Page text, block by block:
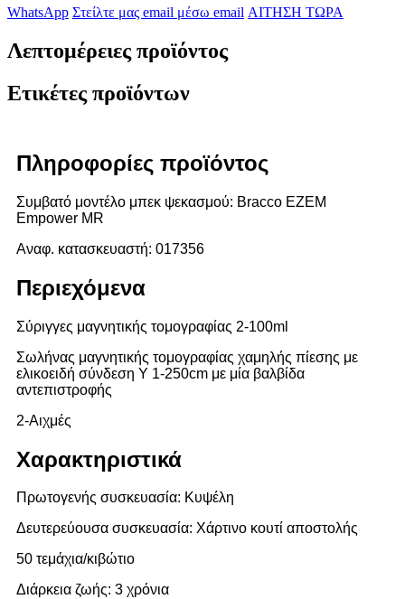
WhatsApp Στείλτε μας email μέσω email ΑΙΤΗΣΗ ΤΩΡΑ
Λεπτομέρειες προϊόντος
Ετικέτες προϊόντων
Πληροφορίες προϊόντος
Συμβατό μοντέλο μπεκ ψεκασμού: Bracco EZEM
Empower MR
Αναφ. κατασκευαστή: 017356
Περιεχόμενα
Σύριγγες μαγνητικής τομογραφίας 2-100ml
Σωλήνας μαγνητικής τομογραφίας χαμηλής πίεσης με
ελικοειδή σύνδεση Y 1-250cm με μία βαλβίδα
αντεπιστροφής
2-Αιχμές
Χαρακτηριστικά
Πρωτογενής συσκευασία: Κυψέλη
Δευτερεύουσα συσκευασία: Χάρτινο κουτί αποστολής
50 τεμάχια/κιβώτιο
Διάρκεια ζωής: 3 χρόνια